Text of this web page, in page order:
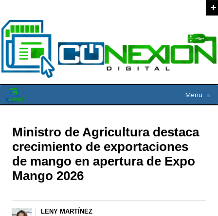
Menu ≡
Ministro de Agricultura destaca
crecimiento de exportaciones
de mango en apertura de Expo
Mango 2026
LENY MARTÍNEZ